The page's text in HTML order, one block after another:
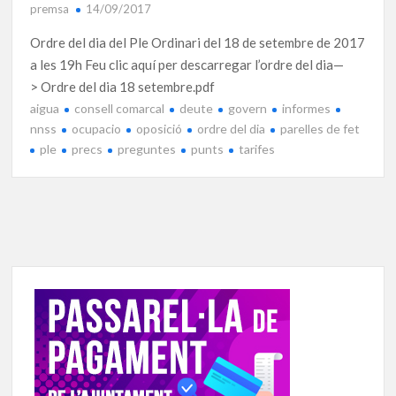
premsa 14/09/2017
Ordre del dia del Ple Ordinari del 18 de setembre de 2017
a les 19h Feu clic aquí per descarregar l’ordre del dia—
> Ordre del dia 18 setembre.pdf
aigua consell comarcal deute govern
informes
nnss
ocupacio oposició ordre del dia
parelles de fet
ple
precs preguntes punts tarifes